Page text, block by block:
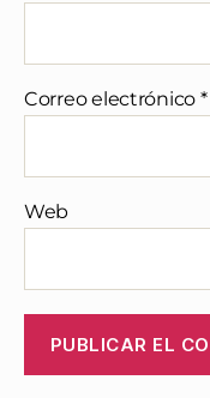
Correo electrónico *
Web